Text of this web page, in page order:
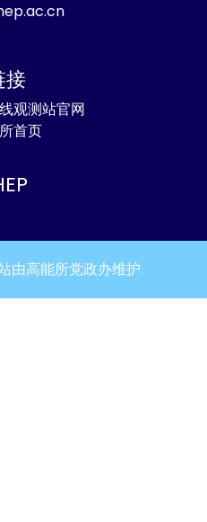
接
观测站官网
首页
由高能所党政办维护.